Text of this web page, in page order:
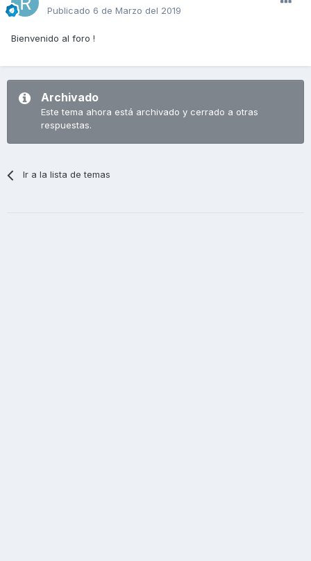
Publicado 6 de Marzo del 2019
Bienvenido al foro !
Archivado
Este tema ahora está archivado y cerrado a otras
respuestas.
Ir a la lista de temas